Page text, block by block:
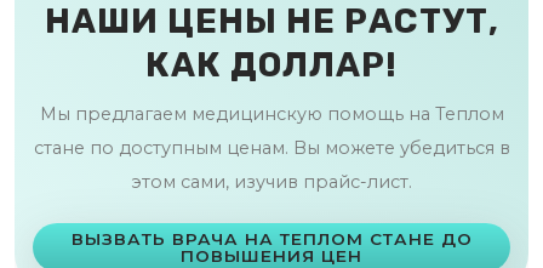
НАШИ ЦЕНЫ НЕ РАСТУТ,
КАК ДОЛЛАР!
Мы предлагаем медицинскую помощь на Теплом
стане по доступным ценам. Вы можете убедиться в
этом сами, изучив прайс-лист.
ВЫЗВАТЬ ВРАЧА НА ТЕПЛОМ СТАНЕ ДО
ПОВЫШЕНИЯ ЦЕН